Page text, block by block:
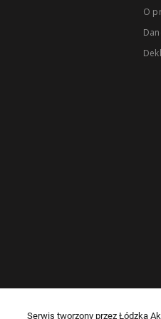
O
Serwis tworzony przez Łódzką